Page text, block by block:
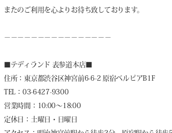
またのご利用を心よりお待ち致しております。
－－－－－－－－－－－－－－－－
■テディランド 表参道本店■
住所：東京都渋谷区神宮前6-6-2 原宿ベルピアB1F
TEL：03-6427-9300
営業時間：10:00～18:00
定休日：土曜日・日曜日